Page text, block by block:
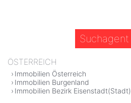
Suchagent
ÖSTERREICH
Immobilien Österreich
Immobilien Burgenland
Immobilien Bezirk Eisenstadt(Stadt)